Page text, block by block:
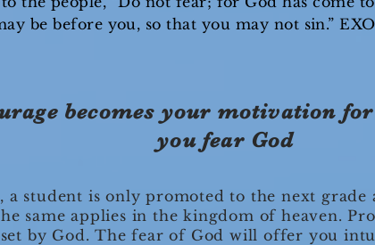
be before you, so that you may not sin.”
becomes your motivation
you fear God
a student is only promoted to the next
same applies in the kingdom of heaven.
set by God. The fear of God will offer you